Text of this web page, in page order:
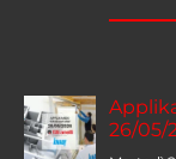
26/05/